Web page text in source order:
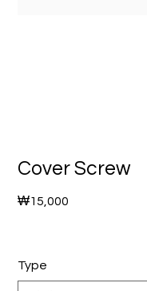
Cover Screw
가
격
₩15,000
Type